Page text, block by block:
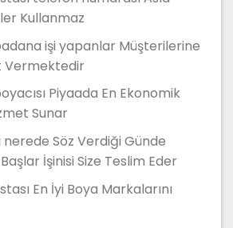
Kullanmaz
işi yapanlar Müşterilerine
Vermektedir
Piyaada En Ekonomik
Sunar
nerede Söz Verdiği Günde
İşinisi Size Teslim Eder
En İyi Boya Markalarını